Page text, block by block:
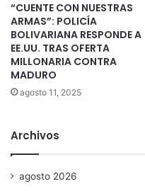
“CUENTE CON NUESTRAS
ARMAS”: POLICÍA
BOLIVARIANA RESPONDE A
EE.UU. TRAS OFERTA
MILLONARIA CONTRA
MADURO
agosto 11, 2025
Archivos
agosto 2026